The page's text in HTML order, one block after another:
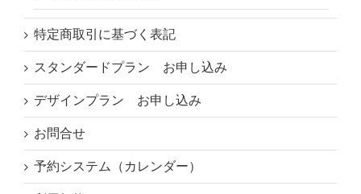
特定商取引に基づく表記
スタンダードプラン お申し込み
デザインプラン お申し込み
お問合せ
予約システム（カレンダー）